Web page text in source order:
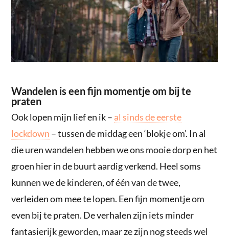
Wandelen is een fijn momentje om bij te
praten
Ook lopen mijn lief en ik – al sinds de eerste
lockdown – tussen de middag een ‘blokje om’. In al
die uren wandelen hebben we ons mooie dorp en het
groen hier in de buurt aardig verkend. Heel soms
kunnen we de kinderen, of één van de twee,
verleiden om mee te lopen. Een fijn momentje om
even bij te praten. De verhalen zijn iets minder
fantasierijk geworden, maar ze zijn nog steeds wel